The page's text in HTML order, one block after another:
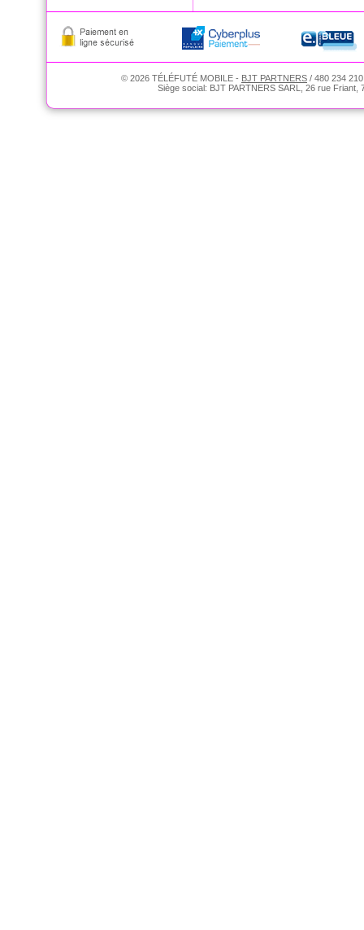
© 2026 TÉLÉFUTÉ MOBILE - BJT PARTNERS / 480 234
Siège social: BJT PARTNERS SARL, 26 rue